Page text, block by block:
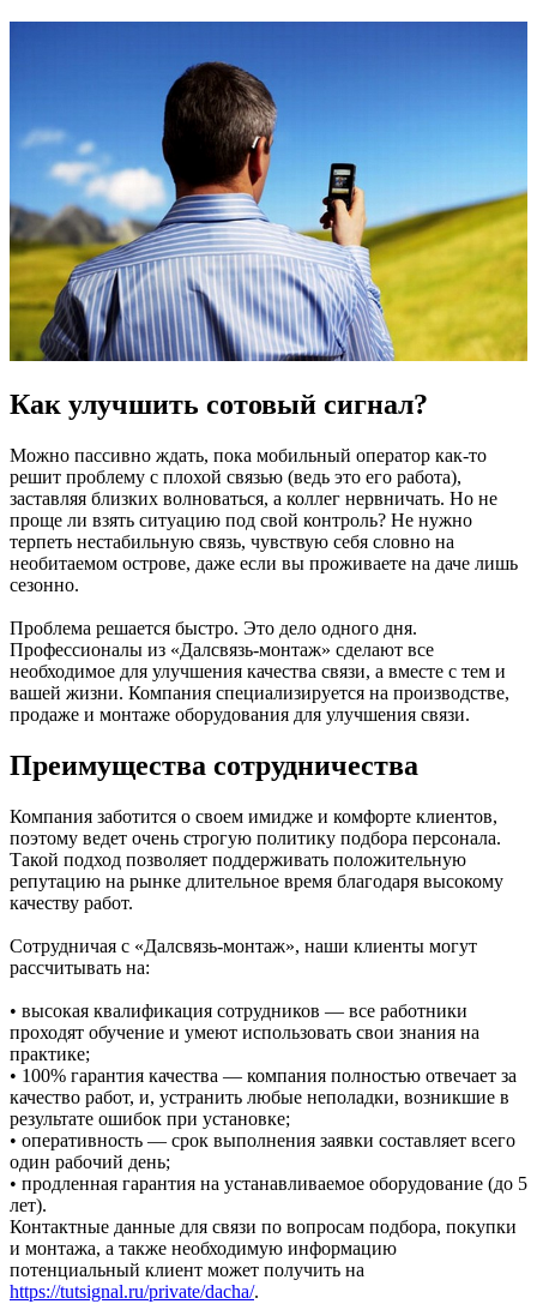
Как улучшить сотовый сигнал?
Можно пассивно ждать, пока мобильный оператор как-то
решит проблему с плохой связью (ведь это его работа),
заставляя близких волноваться, а коллег нервничать. Но не
проще ли взять ситуацию под свой контроль? Не нужно
терпеть нестабильную связь, чувствую себя словно на
необитаемом острове, даже если вы проживаете на даче лишь
сезонно.
Проблема решается быстро. Это дело одного дня.
Профессионалы из «Далсвязь-монтаж» сделают все
необходимое для улучшения качества связи, а вместе с тем и
вашей жизни. Компания специализируется на производстве,
продаже и монтаже оборудования для улучшения связи.
Преимущества сотрудничества
Компания заботится о своем имидже и комфорте клиентов,
поэтому ведет очень строгую политику подбора персонала.
Такой подход позволяет поддерживать положительную
репутацию на рынке длительное время благодаря высокому
качеству работ.
Сотрудничая с «Далсвязь-монтаж», наши клиенты могут
рассчитывать на:
• высокая квалификация сотрудников — все работники
проходят обучение и умеют использовать свои знания на
практике;
• 100% гарантия качества — компания полностью отвечает за
качество работ, и, устранить любые неполадки, возникшие в
результате ошибок при установке;
• оперативность — срок выполнения заявки составляет всего
один рабочий день;
• продленная гарантия на устанавливаемое оборудование (до 5
лет).
Контактные данные для связи по вопросам подбора, покупки
и монтажа, а также необходимую информацию
потенциальный клиент может получить на
https://tutsignal.ru/private/dacha/.